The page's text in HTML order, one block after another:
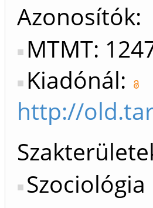
Azonosítók
MTMT:
Kiadónál:
http://
Szociológia